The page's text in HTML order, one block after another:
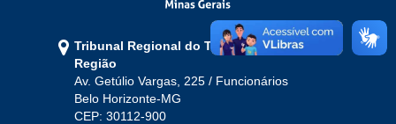
Tribunal Regional do Trabalho da 3ª
Região
Av. Getúlio Vargas, 225 / Funcionários
Belo Horizonte-MG
CEP: 30112-900